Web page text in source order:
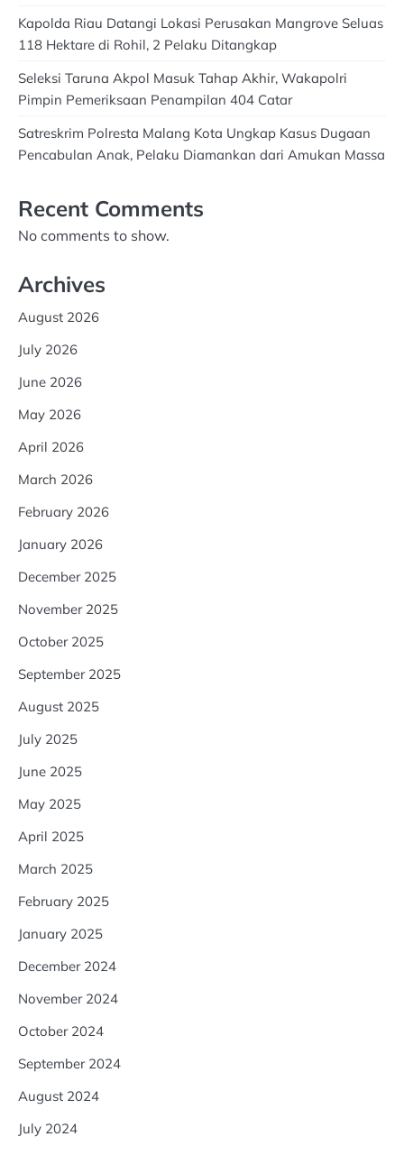
Kapolda Riau Datangi Lokasi Perusakan Mangrove Seluas
118 Hektare di Rohil, 2 Pelaku Ditangkap
Seleksi Taruna Akpol Masuk Tahap Akhir, Wakapolri
Pimpin Pemeriksaan Penampilan 404 Catar
Satreskrim Polresta Malang Kota Ungkap Kasus Dugaan
Pencabulan Anak, Pelaku Diamankan dari Amukan Massa
Recent Comments
No comments to show.
Archives
August 2026
July 2026
June 2026
May 2026
April 2026
March 2026
February 2026
January 2026
December 2025
November 2025
October 2025
September 2025
August 2025
July 2025
June 2025
May 2025
April 2025
March 2025
February 2025
January 2025
December 2024
November 2024
October 2024
September 2024
August 2024
July 2024